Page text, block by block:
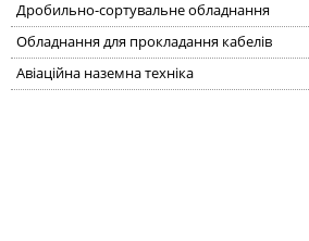
Дробильно-сортувальне обладнання
Обладнання для прокладання кабелів
Авіаційна наземна техніка